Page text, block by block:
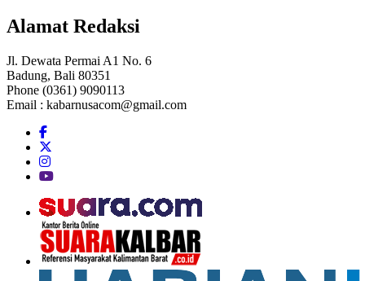
Alamat Redaksi
Jl. Dewata Permai A1 No. 6
Badung, Bali 80351
Phone (0361) 9090113
Email : kabarnusacom@gmail.com